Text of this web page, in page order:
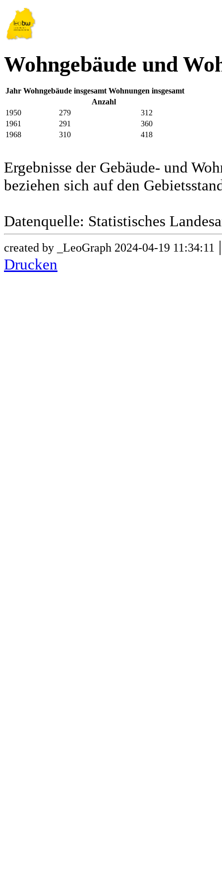
Wohngebäude und
Jahr Wohngebäude insgesamt Wohnungen insgesamt
Anzahl
1950
279
312
1961
291
360
1968
310 418
Ergebnisse der Gebäude- und
beziehen sich auf den
Datenquelle: Statistisches
created by _LeoGraph 2024-04-19 11:34:11
Drucken